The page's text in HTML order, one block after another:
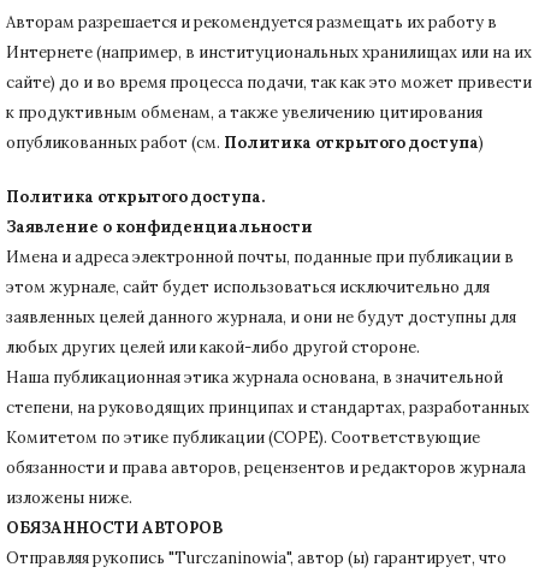
Авторам разрешается и рекомендуется размещать их работу в
Интернете (например, в институциональных хранилищах или на их
сайте) до и во время процесса подачи, так как это может привести
к продуктивным обменам, а также увеличению цитирования
опубликованных работ (см. Политика открытого доступа)
Политика открытого доступа.
Заявление о конфиденциальности
Имена и адреса электронной почты, поданные при публикации в
этом журнале, сайт будет использоваться исключительно для
заявленных целей данного журнала, и они не будут доступны для
любых других целей или какой-либо другой стороне.
Наша публикационная этика журнала основана, в значительной
степени, на руководящих принципах и стандартах, разработанных
Комитетом по этике публикации (COPE). Соответствующие
обязанности и права авторов, рецензентов и редакторов журнала
изложены ниже.
ОБЯЗАННОСТИ АВТОРОВ
Отправляя рукопись "Turczaninowia", автор (ы) гарантирует, что